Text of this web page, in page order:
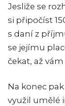
Jesliže se
si připočíst
s daní z
se jejímu
čekat, až
Na konec
využil umělé